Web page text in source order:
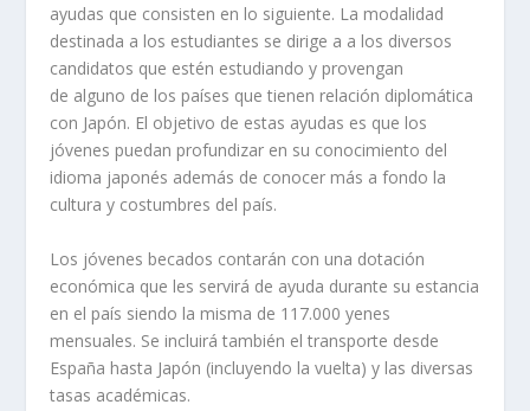
ayudas que consisten en lo siguiente. La modalidad
destinada a los estudiantes se dirige a a los diversos
candidatos que estén estudiando y provengan
de alguno de los países que tienen relación diplomática
con Japón. El objetivo de estas ayudas es que los
jóvenes puedan profundizar en su conocimiento del
idioma japonés además de conocer más a fondo la
cultura y costumbres del país.
Los jóvenes becados contarán con una dotación
económica que les servirá de ayuda durante su estancia
en el país siendo la misma de 117.000 yenes
mensuales. Se incluirá también el transporte desde
España hasta Japón (incluyendo la vuelta) y las diversas
tasas académicas.